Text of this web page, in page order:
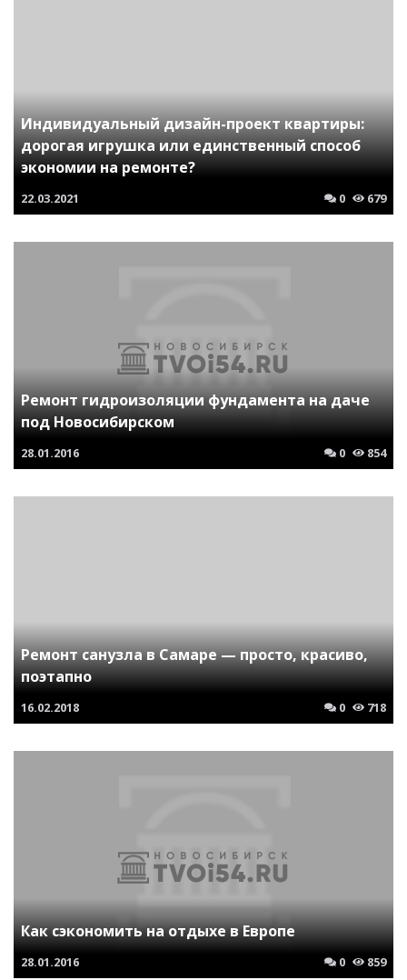
Индивидуальный дизайн-проект квартиры:
дорогая игрушка или единственный способ
экономии на ремонте?
22.03.2021 0 679
Ремонт гидроизоляции фундамента на даче
под Новосибирском
28.01.2016 0 854
Ремонт санузла в Самаре — просто, красиво,
поэтапно
16.02.2018 0 718
Как сэкономить на отдыхе в Европе
28.01.2016 0 859